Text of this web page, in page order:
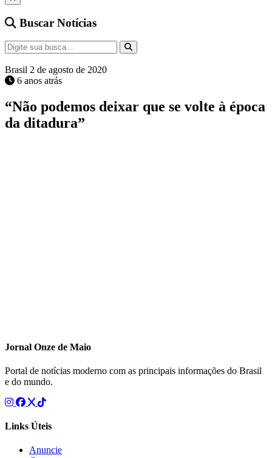
Buscar Notícias
Brasil 2 de agosto de 2020
6 anos atrás
“Não podemos deixar que se volte à época
da ditadura”
Jornal Onze de Maio
Portal de notícias moderno com as principais informações do Brasil
e do mundo.
Links Úteis
Anuncie